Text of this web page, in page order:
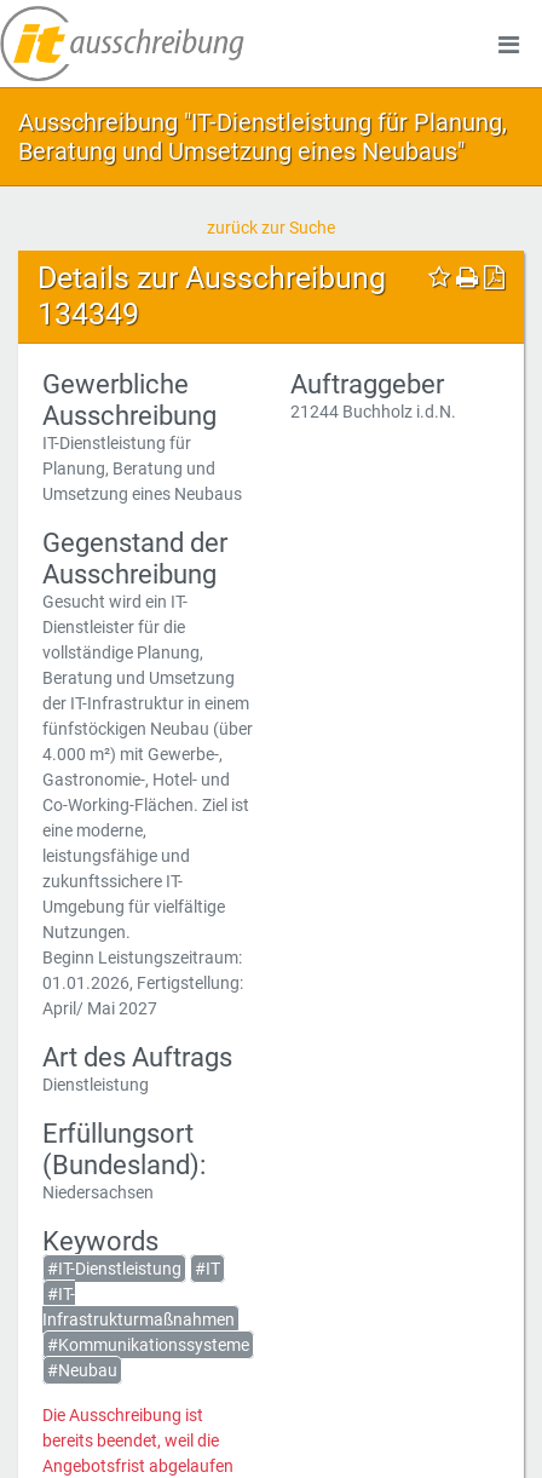
Ausschreibung "IT-Dienstleistung für Planung,
Beratung und Umsetzung eines Neubaus"
zurück zur Suche
Details zur Ausschreibung
134349
Gewerbliche
Ausschreibung
IT-Dienstleistung für
Planung, Beratung und
Umsetzung eines Neubaus
Gegenstand der
Ausschreibung
Gesucht wird ein IT-
Dienstleister für die
vollständige Planung,
Beratung und Umsetzung
der IT-Infrastruktur in einem
fünfstöckigen Neubau (über
4.000 m²) mit Gewerbe-,
Gastronomie-, Hotel- und
Co-Working-Flächen. Ziel ist
eine moderne,
leistungsfähige und
zukunftssichere IT-
Umgebung für vielfältige
Nutzungen.
Beginn Leistungszeitraum:
01.01.2026, Fertigstellung:
April/ Mai 2027
Art des Auftrags
Dienstleistung
Erfüllungsort
(Bundesland):
Niedersachsen
Keywords
#IT-Dienstleistung
#IT
#IT-
Infrastrukturmaßnahmen
#Kommunikationssysteme
#Neubau
Die Ausschreibung ist
bereits beendet, weil die
Angebotsfrist abgelaufen
Auftraggeber
21244 Buchholz i.d.N.